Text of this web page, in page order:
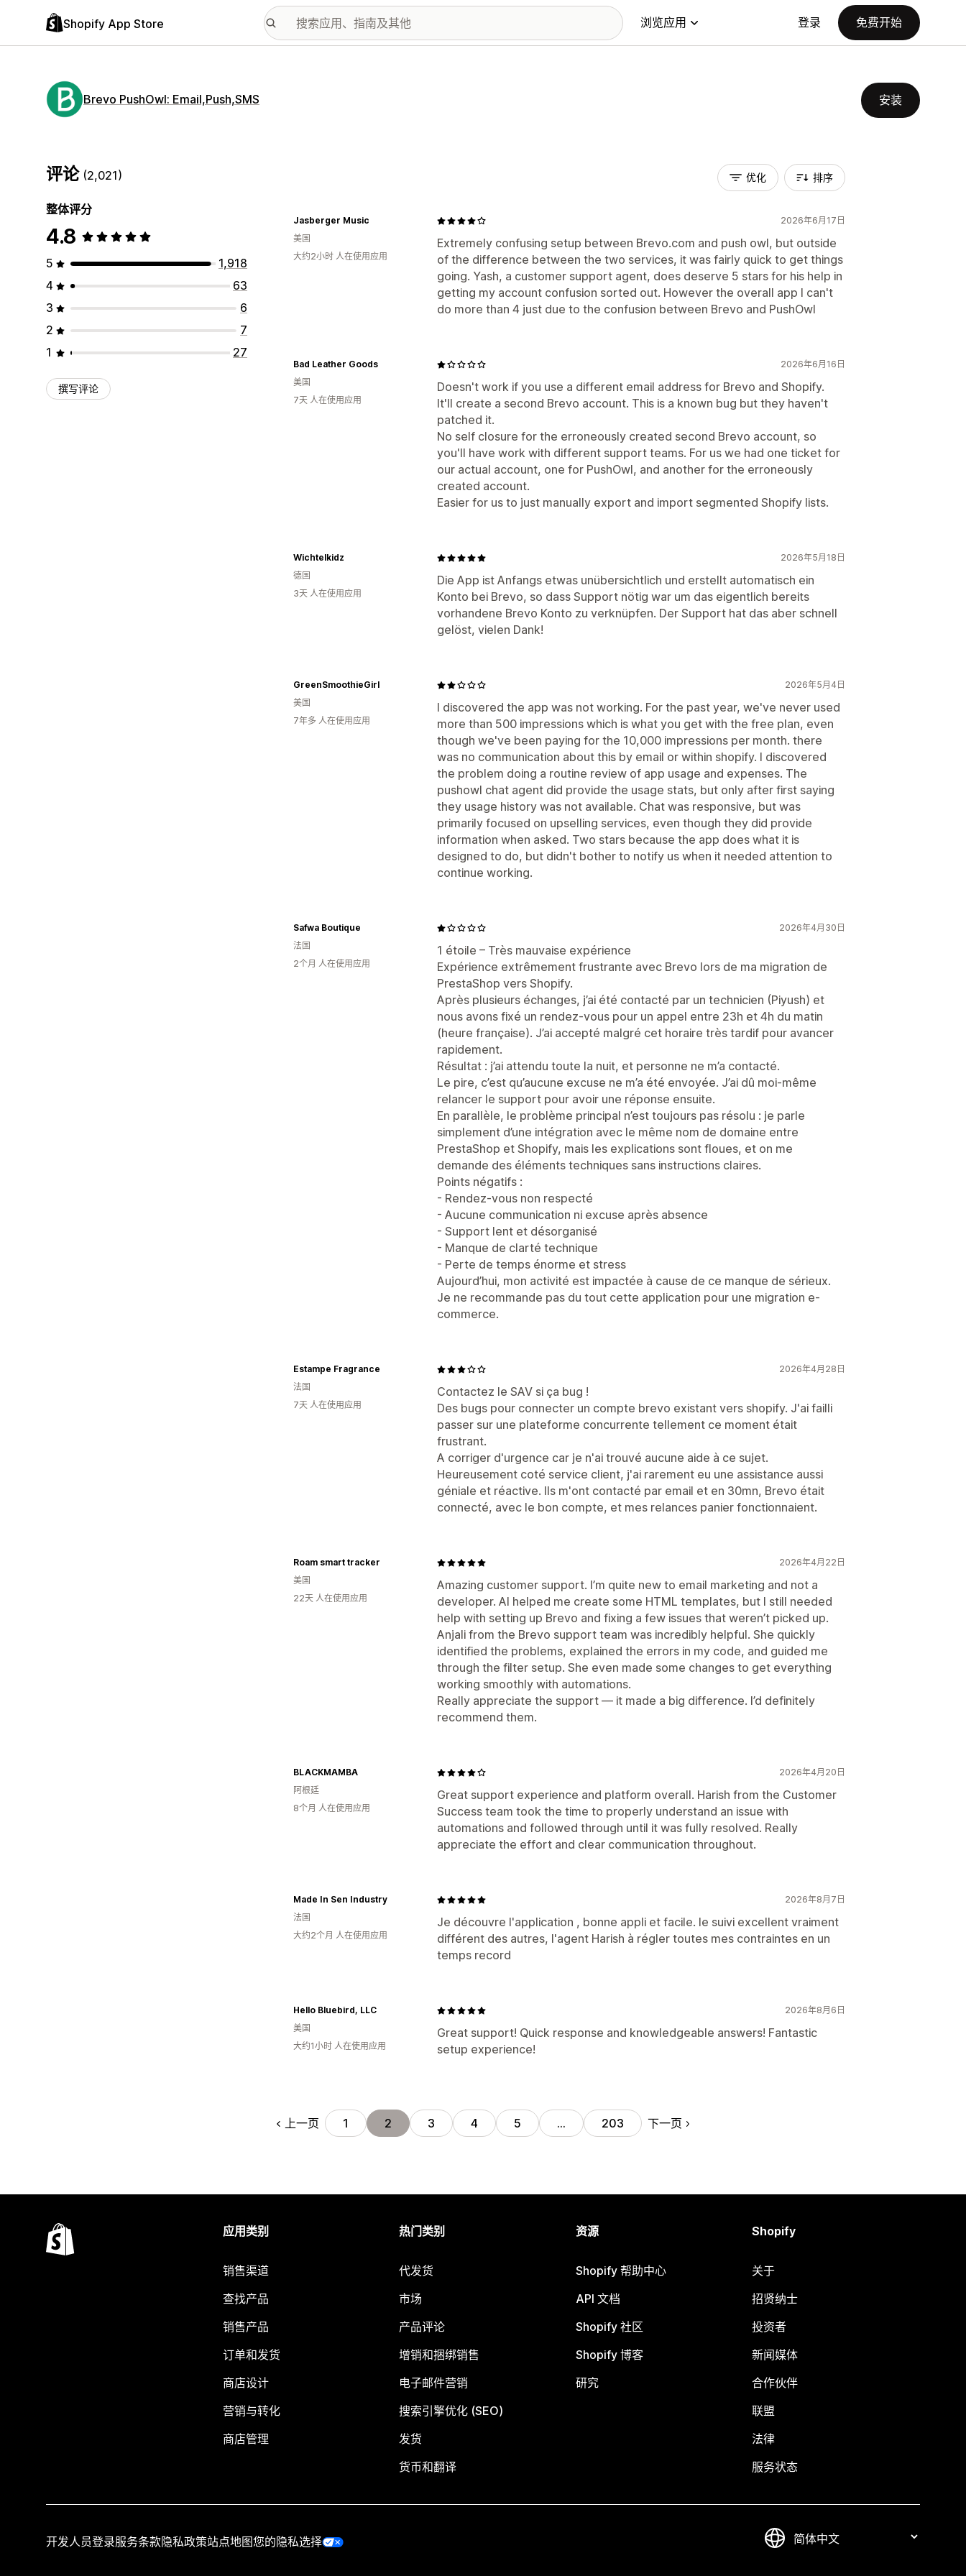
Shopify App Store 浏览应用 登录 免费开始
Brevo PushOwl: Email,Push,SMS 安装
评论 (2,021)
整体评分
4.8
5
1,918
4
63
3
6
2
7
1
27
撰写评论
优化 排序
2026年6月17日
Extremely confusing setup between Brevo.com and push owl, but outside
of the difference between the two services, it was fairly quick to get things
going. Yash, a customer support agent, does deserve 5 stars for his help in
getting my account confusion sorted out. However the overall app I can't
do more than 4 just due to the confusion between Brevo and PushOwl
Jasberger Music
美国
大约2小时 人在使用应用
2026年6月16日
Doesn't work if you use a different email address for Brevo and Shopify.
It'll create a second Brevo account. This is a known bug but they haven't
patched it.
No self closure for the erroneously created second Brevo account, so
you'll have work with different support teams. For us we had one ticket for
our actual account, one for PushOwl, and another for the erroneously
created account.
Easier for us to just manually export and import segmented Shopify lists.
Bad Leather Goods
美国
7天 人在使用应用
2026年5月18日
Die App ist Anfangs etwas unübersichtlich und erstellt automatisch ein
Konto bei Brevo, so dass Support nötig war um das eigentlich bereits
vorhandene Brevo Konto zu verknüpfen. Der Support hat das aber schnell
gelöst, vielen Dank!
Wichtelkidz
德国
3天 人在使用应用
2026年5月4日
I discovered the app was not working. For the past year, we've never used
more than 500 impressions which is what you get with the free plan, even
though we've been paying for the 10,000 impressions per month. there
was no communication about this by email or within shopify. I discovered
the problem doing a routine review of app usage and expenses. The
pushowl chat agent did provide the usage stats, but only after first saying
they usage history was not available. Chat was responsive, but was
primarily focused on upselling services, even though they did provide
information when asked. Two stars because the app does what it is
designed to do, but didn't bother to notify us when it needed attention to
continue working.
GreenSmoothieGirl
美国
7年多 人在使用应用
2026年4月30日
1 étoile – Très mauvaise expérience
Expérience extrêmement frustrante avec Brevo lors de ma migration de
PrestaShop vers Shopify.
Après plusieurs échanges, j’ai été contacté par un technicien (Piyush) et
nous avons fixé un rendez-vous pour un appel entre 23h et 4h du matin
(heure française). J’ai accepté malgré cet horaire très tardif pour avancer
rapidement.
Résultat : j’ai attendu toute la nuit, et personne ne m’a contacté.
Le pire, c’est qu’aucune excuse ne m’a été envoyée. J’ai dû moi-même
relancer le support pour avoir une réponse ensuite.
En parallèle, le problème principal n’est toujours pas résolu : je parle
simplement d’une intégration avec le même nom de domaine entre
PrestaShop et Shopify, mais les explications sont floues, et on me
demande des éléments techniques sans instructions claires.
Points négatifs :
- Rendez-vous non respecté
- Aucune communication ni excuse après absence
- Support lent et désorganisé
- Manque de clarté technique
- Perte de temps énorme et stress
Aujourd’hui, mon activité est impactée à cause de ce manque de sérieux.
Je ne recommande pas du tout cette application pour une migration e-
commerce.
Safwa Boutique
法国
2个月 人在使用应用
2026年4月28日
Contactez le SAV si ça bug !
Des bugs pour connecter un compte brevo existant vers shopify. J'ai failli
passer sur une plateforme concurrente tellement ce moment était
frustrant.
A corriger d'urgence car je n'ai trouvé aucune aide à ce sujet.
Heureusement coté service client, j'ai rarement eu une assistance aussi
géniale et réactive. Ils m'ont contacté par email et en 30mn, Brevo était
connecté, avec le bon compte, et mes relances panier fonctionnaient.
Estampe Fragrance
法国
7天 人在使用应用
2026年4月22日
Amazing customer support. I’m quite new to email marketing and not a
developer. AI helped me create some HTML templates, but I still needed
help with setting up Brevo and fixing a few issues that weren’t picked up.
Anjali from the Brevo support team was incredibly helpful. She quickly
identified the problems, explained the errors in my code, and guided me
through the filter setup. She even made some changes to get everything
working smoothly with automations.
Really appreciate the support — it made a big difference. I’d definitely
recommend them.
Roam smart tracker
美国
22天 人在使用应用
2026年4月20日
Great support experience and platform overall. Harish from the Customer
Success team took the time to properly understand an issue with
automations and followed through until it was fully resolved. Really
appreciate the effort and clear communication throughout.
BLACKMAMBA
阿根廷
8个月 人在使用应用
2026年8月7日
Je découvre l'application , bonne appli et facile. le suivi excellent vraiment
différent des autres, l'agent Harish à régler toutes mes contraintes en un
temps record
Made In Sen Industry
法国
大约2个月 人在使用应用
2026年8月6日
Great support! Quick response and knowledgeable answers! Fantastic
setup experience!
Hello Bluebird, LLC
美国
大约1小时 人在使用应用
上一页 1 2 3 4 5 … 203 下一页
应用类别
销售渠道
查找产品
销售产品
订单和发货
商店设计
营销与转化
商店管理
热门类别
代发货
市场
产品评论
增销和捆绑销售
电子邮件营销
搜索引擎优化 (SEO)
发货
货币和翻译
资源
Shopify 帮助中心
API 文档
Shopify 社区
Shopify 博客
研究
Shopify
关于
招贤纳士
投资者
新闻媒体
合作伙伴
联盟
法律
服务状态
开发人员登录服务条款隐私政策站点地图您的隐私选择